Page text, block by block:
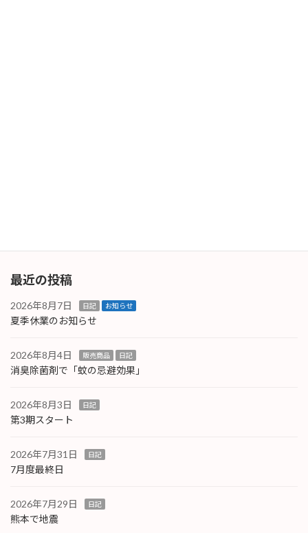
最近の投稿
2026年8月7日 日記 お知らせ
夏季休業のお知らせ
2026年8月4日 販売商品 日記
消臭除菌剤で「蚊の忌避効果」
2026年8月3日 日記
第3期スタート
2026年7月31日 日記
7月度最終日
2026年7月29日 日記
熊本で地震